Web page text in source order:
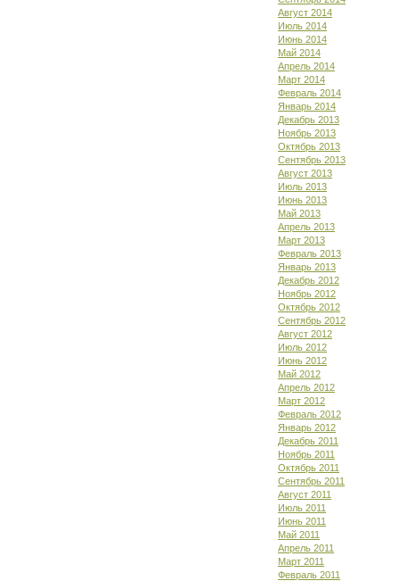
Август 2014
Июль 2014
Июнь 2014
Май 2014
Апрель 2014
Март 2014
Февраль 2014
Январь 2014
Декабрь 2013
Ноябрь 2013
Октябрь 2013
Сентябрь 2013
Август 2013
Июль 2013
Июнь 2013
Май 2013
Апрель 2013
Март 2013
Февраль 2013
Январь 2013
Декабрь 2012
Ноябрь 2012
Октябрь 2012
Сентябрь 2012
Август 2012
Июль 2012
Июнь 2012
Май 2012
Апрель 2012
Март 2012
Февраль 2012
Январь 2012
Декабрь 2011
Ноябрь 2011
Октябрь 2011
Сентябрь 2011
Август 2011
Июль 2011
Июнь 2011
Май 2011
Апрель 2011
Март 2011
Февраль 2011